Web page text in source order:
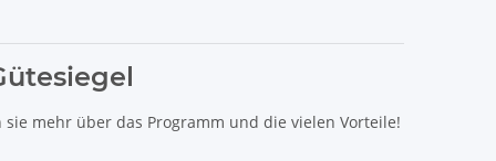
sie mehr über das Programm und die vielen Vorteile!